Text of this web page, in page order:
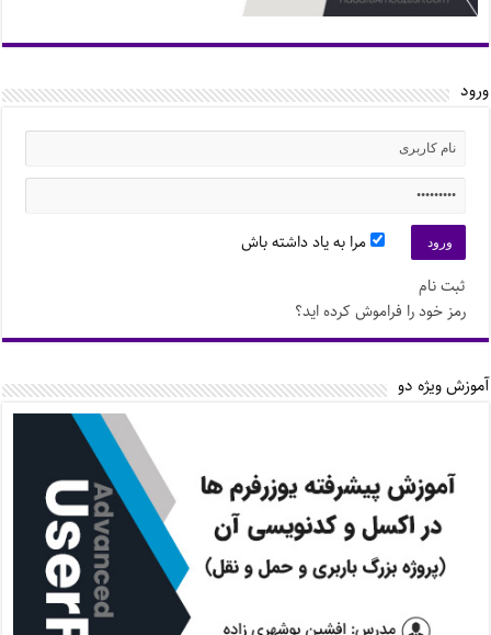
ورود
مرا به یاد داشته باش
ثبت نام
رمز خود را فراموش کرده اید؟
آموزش ویژه دو